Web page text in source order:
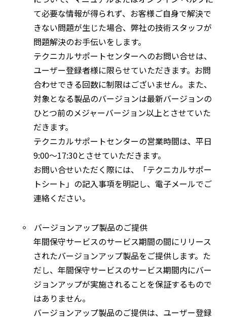
て必要な情報が得られず、お客様ご自身で解決で
きない問題が生じた場合、弊社の技術スタッフが
問題解決のお手伝いをします。
テクニカルサポートセンターへのお問い合せは、
ユーザー登録者様に限らせていただきます。お問
合わせできる回数に制限はございません。また、
対象となる製品のバージョンは最新バージョンの
ひとつ前のメジャーバージョン以上とさせていた
だきます。
テクニカルサポートセンターの営業時間は、平日
9:00～17:30とさせていただきます。
お問い合せいただく際には、「テクニカルサポー
トシート」の記入事項を明記し、電子メールでご
連絡ください。
バージョンアップ製品のご提供
年間保守サービスのサービス期間の間にリリース
されたバージョンアップ製品をご提供します。た
だし、年間保守サービスのサービス期間内にバー
ジョンアップが実施されることを保証するもので
はありません。
バージョンアップ製品のご提供は、ユーザー登録